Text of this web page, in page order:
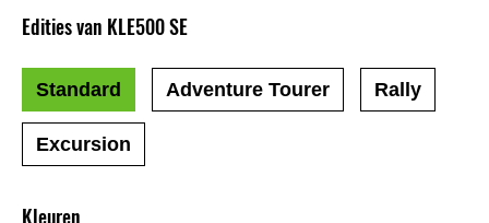
Kleuren
Edities van KLE500 SE
Standard Adventure Tourer Rally
Excursion